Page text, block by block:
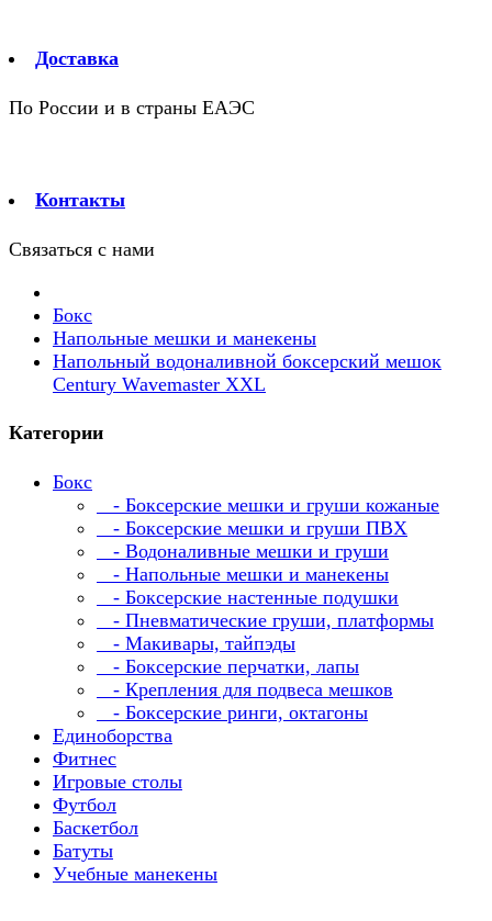
Доставка
По России и в страны ЕАЭС
Контакты
Связаться с нами
Бокс
Напольные мешки и манекены
Напольный водоналивной боксерский мешок
Century Wavemaster XXL
Категории
Бокс
- Боксерские мешки и груши кожаные
- Боксерские мешки и груши ПВХ
- Водоналивные мешки и груши
- Напольные мешки и манекены
- Боксерские настенные подушки
- Пневматические груши, платформы
- Макивары, тайпэды
- Боксерские перчатки, лапы
- Крепления для подвеса мешков
- Боксерские ринги, октагоны
Единоборства
Фитнес
Игровые столы
Футбол
Баскетбол
Батуты
Учебные манекены